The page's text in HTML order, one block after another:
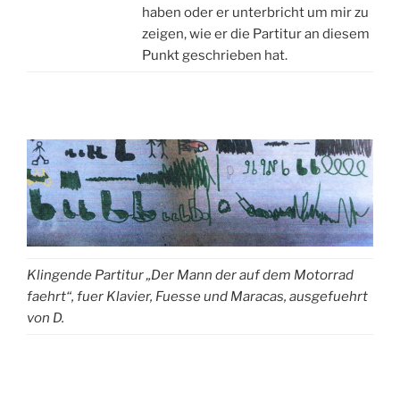
haben oder er unterbricht um mir zu
zeigen, wie er die Partitur an diesem
Punkt geschrieben hat.
Klingende Partitur „Der Mann der auf dem Motorrad
faehrt“, fuer Klavier, Fuesse und Maracas, ausgefuehrt
von D.